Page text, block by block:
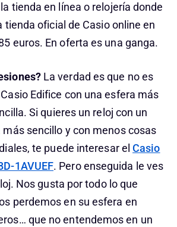
tienda en línea o relojería donde
tienda oficial de Casio online en
euros. En oferta es una ganga.
La verdad es que no es
Edifice con una esfera más
Si quieres un reloj con un
sencillo y con menos cosas
te puede interesar elCasio
1AVUEF. Pero enseguida le ves
Nos gusta por todo lo que
perdemos en su esfera en
que no entendemos en un